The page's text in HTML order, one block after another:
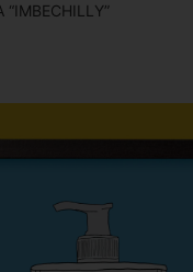
“IMBECHILLY”